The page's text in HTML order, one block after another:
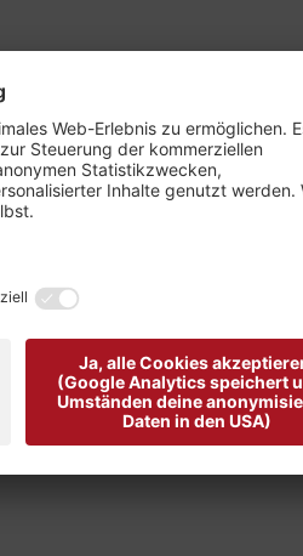
Leg aus.
Paspeltaschen angebracht
in einer angenehmen
Farbgebung.